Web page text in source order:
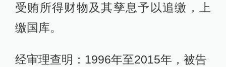
受贿所得财物及其孳息予以追缴，上
缴国库。
经审理查明：1996年至2015年，被告